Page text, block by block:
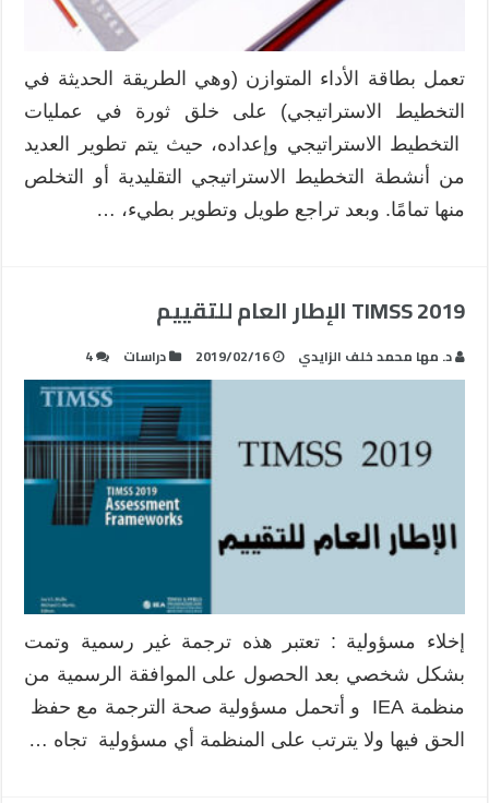
تعمل بطاقة الأداء المتوازن (وهي الطريقة الحديثة في
التخطيط الاستراتيجي) على خلق ثورة في عمليات
التخطيط الاستراتيجي وإعداده، حيث يتم تطوير العديد
من أنشطة التخطيط الاستراتيجي التقليدية أو التخلص
منها تمامًا. وبعد تراجع طويل وتطوير بطيء، …
TIMSS 2019 الإطار العام للتقييم
د. مها محمد خلف الزايدي 2019/02/16 دراسات 4
إخلاء مسؤولية : تعتبر هذه ترجمة غير رسمية وتمت
بشكل شخصي بعد الحصول على الموافقة الرسمية من
منظمة IEA و أتحمل مسؤولية صحة الترجمة مع حفظ
الحق فيها ولا يترتب على المنظمة أي مسؤولية تجاه …